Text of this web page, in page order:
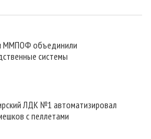
ММПОФ объединили
системы
ЛДК №1 автоматизировал
с пеллетами